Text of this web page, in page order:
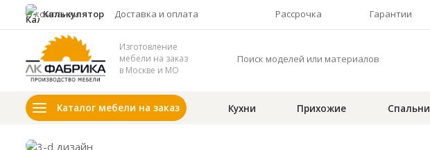
Изготовление
мебели на заказ
в Москве и МО
Каталог мебели на заказ
О компании Доставка и оплата Рассрочка Гарантии
Калькулятор
Кухни Прихожие Спальни